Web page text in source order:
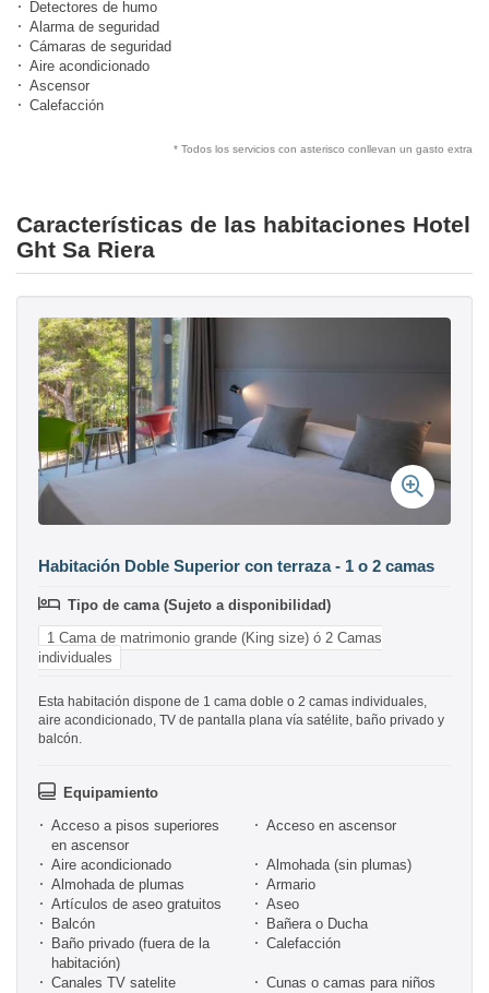
Detectores de humo
Alarma de seguridad
Cámaras de seguridad
Aire acondicionado
Ascensor
Calefacción
* Todos los servicios con asterisco conllevan un gasto extra
Características de las habitaciones Hotel
Ght Sa Riera
Habitación Doble Superior con terraza - 1 o 2 camas
Tipo de cama (Sujeto a disponibilidad)
1 Cama de matrimonio grande (King size) ó 2 Camas
individuales
Esta habitación dispone de 1 cama doble o 2 camas individuales,
aire acondicionado, TV de pantalla plana vía satélite, baño privado y
balcón.
Equipamiento
Acceso a pisos superiores
en ascensor
Acceso en ascensor
Aire acondicionado
Almohada (sin plumas)
Almohada de plumas
Armario
Artículos de aseo gratuitos
Aseo
Balcón
Bañera o Ducha
Baño privado (fuera de la
habitación)
Calefacción
Canales TV satelite
Cunas o camas para niños